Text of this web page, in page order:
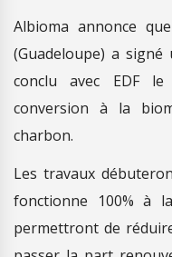
Albioma annonce
(Guadeloupe) a signé
conclu avec EDF
conversion à la
charbon.
Les travaux
fonctionne 100% à
permettront de